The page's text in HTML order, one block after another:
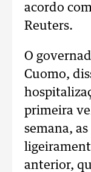
acordo
Reuters.
O
Cuomo,
primeira
semana,
anterior,